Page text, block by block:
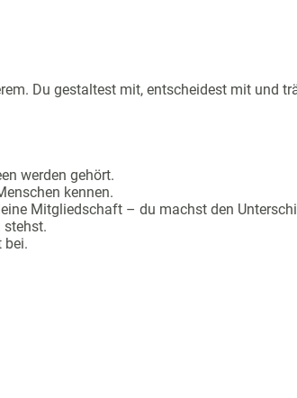
Du gestaltest mit, entscheidest mit und
werden gehört.
kennen.
Mitgliedschaft – du machst den
bei.